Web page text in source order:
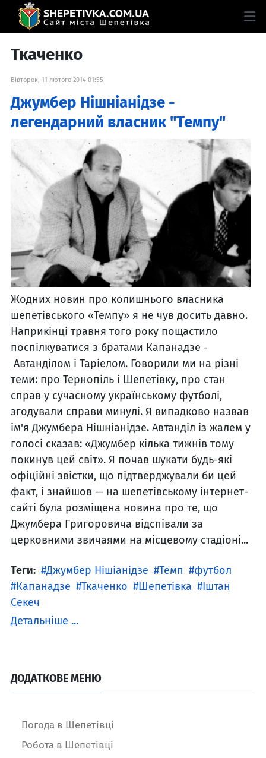
Ткаченко
Вівторок, 11 лютого 2014 01:55
Джумбер Нішніанідзе -
легендарний власник "Темпу"
Жодних новин про колишнього власника
шепетівського «Темпу» я не чув досить давно.
Наприкінці травня того року пощастило
поспілкуватися з братами Капанадзе -
Автанділом і Таріелом. Говорили ми на різні
теми: про Тернопіль і Шепетівку, про стан
справ у сучасному українському футболі,
згодували справи минулі. Я випадково назвав
ім'я Джумбера Нішніанідзе. Автанділ із жалем у
голосі сказав: «Джумбер кілька тижнів тому
покинув цей світ». Я почав шукати будь-які
офіційні звістки, що підтверджували би цей
факт, і знайшов — на шепетівському інтернет-
сайті була розміщена новина про те, що
Джумбера Григоровича відспівали за
церковними звичаями на місцевому стадіоні...
Теги: Джумбер Нішіанідзе Темп
футбол
Капанадзе
Ткаченко Шепетівка
Іштан
Секеч
Детальніше ...
ДОДАТКОВЕ МЕНЮ
Погода в Шепетівці
Робота в Шепетівці